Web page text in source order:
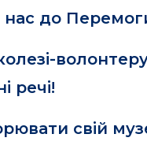
нас до
речі!
свій